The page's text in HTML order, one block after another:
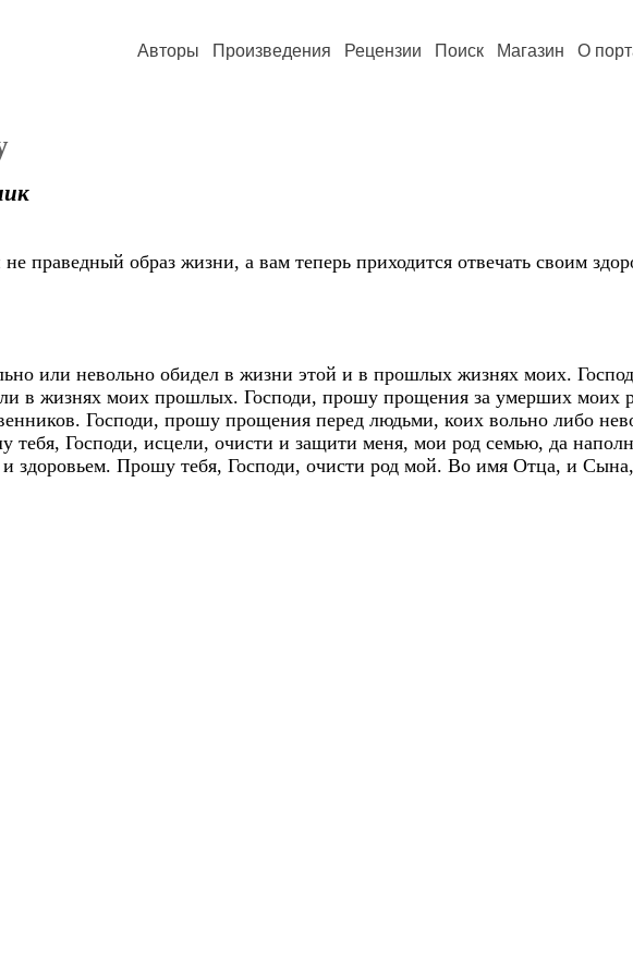
Авторы Произведения Рецензии Поиск Магазин О
праведный образ жизни, а вам теперь приходится отвечать своим
или невольно обидел в жизни этой и в прошлых жизнях моих.
в жизнях моих прошлых. Господи, прошу прощения за умерших моих
Господи, прошу прощения перед людьми, коих вольно либо
Господи, исцели, очисти и защити меня, мои род семью, да
здоровьем. Прошу тебя, Господи, очисти род мой. Во имя Отца, и